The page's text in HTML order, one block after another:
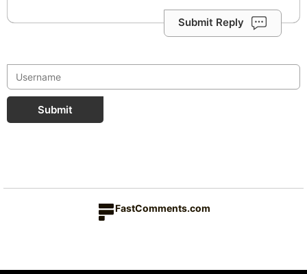
Submit Reply
Submit
FastComments.com